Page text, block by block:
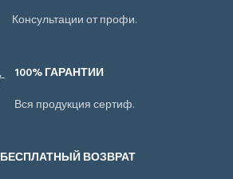
Консультации от профи.
100% ГАРАНТИИ
Вся продукция сертиф.
БЕСПЛАТНЫЙ ВОЗВРАТ